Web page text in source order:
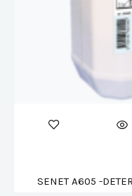
SENET A605 -